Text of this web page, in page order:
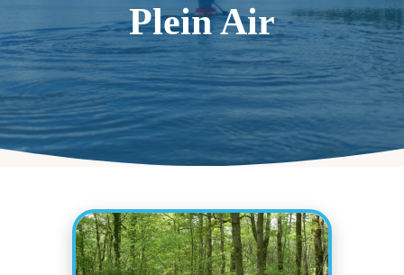
Plein Air